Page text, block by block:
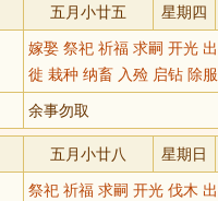
五月小廿五 星期四
嫁娶 祭祀 祈福 求嗣 开光
徙 栽种 纳畜 入殓 启钻 除
余事勿取
五月小廿八 星期日
祭祀 祈福 求嗣 开光 伐木